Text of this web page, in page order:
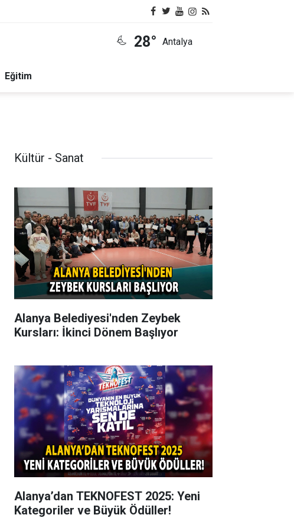
28° Antalya
Eğitim
Kültür - Sanat
Alanya Belediyesi'nden Zeybek
Kursları: İkinci Dönem Başlıyor
Alanya’dan TEKNOFEST 2025: Yeni
Kategoriler ve Büyük Ödüller!